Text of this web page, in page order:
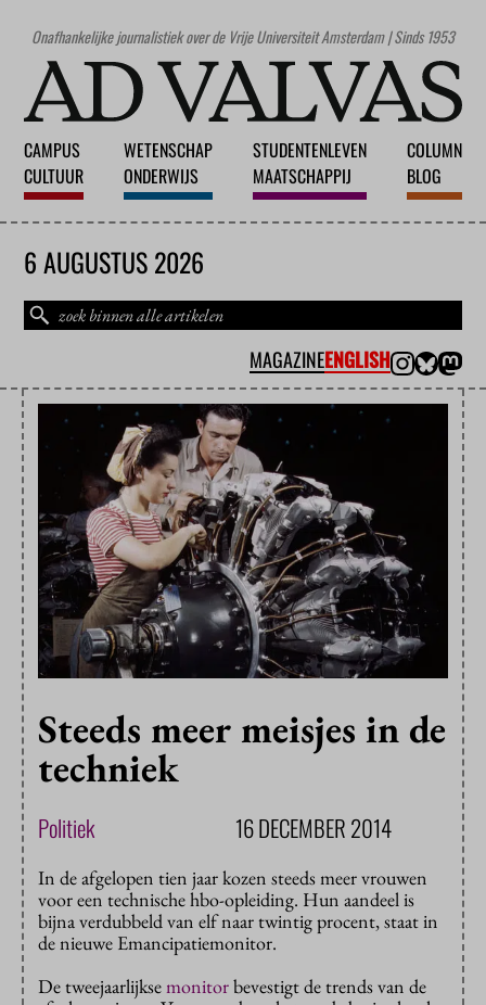
Onafhankelijke journalistiek over de Vrije Universiteit Amsterdam | Sinds 1953
CAMPUS
CULTUUR
WETENSCHAP
ONDERWIJS
STUDENTENLEVEN
MAATSCHAPPIJ
COLUMN
BLOG
6 AUGUSTUS 2026
MAGAZINEENGLISH
Steeds meer meisjes in de
techniek
Politiek 16 DECEMBER 2014
In de afgelopen tien jaar kozen steeds meer vrouwen
voor een technische hbo-opleiding. Hun aandeel is
bijna verdubbeld van elf naar twintig procent, staat in
de nieuwe Emancipatiemonitor.
De tweejaarlijksemonitorbevestigt de trends van de